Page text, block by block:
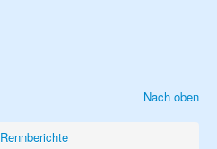
Nach oben
Rennberichte